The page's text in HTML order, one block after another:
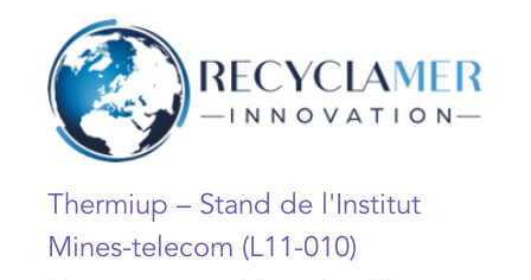
Thermiup – Stand de l'Institut
Mines-telecom (L11-010)